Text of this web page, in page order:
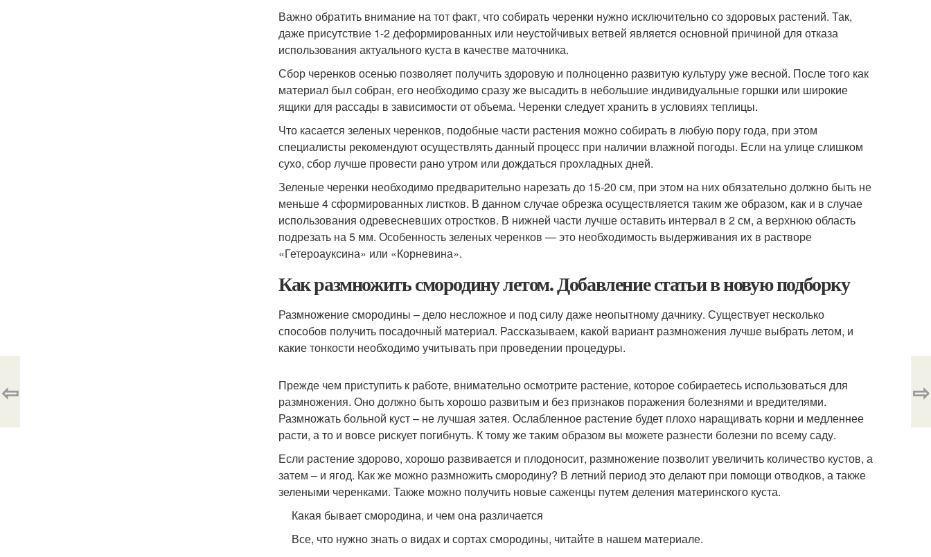
Важно обратить внимание на тот факт, что собирать черенки нужно исключительно со здоровых растений. Так,
даже присутствие 1-2 деформированных или неустойчивых ветвей является основной причиной для отказа
использования актуального куста в качестве маточника.
Сбор черенков осенью позволяет получить здоровую и полноценно развитую культуру уже весной. После того как
материал был собран, его необходимо сразу же высадить в небольшие индивидуальные горшки или широкие
ящики для рассады в зависимости от объема. Черенки следует хранить в условиях теплицы.
Что касается зеленых черенков, подобные части растения можно собирать в любую пору года, при этом
специалисты рекомендуют осуществлять данный процесс при наличии влажной погоды. Если на улице слишком
сухо, сбор лучше провести рано утром или дождаться прохладных дней.
Зеленые черенки необходимо предварительно нарезать до 15-20 см, при этом на них обязательно должно быть не
меньше 4 сформированных листков. В данном случае обрезка осуществляется таким же образом, как и в случае
использования одревесневших отростков. В нижней части лучше оставить интервал в 2 см, а верхнюю область
подрезать на 5 мм. Особенность зеленых черенков — это необходимость выдерживания их в растворе
«Гетероауксина» или «Корневина».
Как размножить смородину летом. Добавление статьи в новую подборку
Размножение смородины – дело несложное и под силу даже неопытному дачнику. Существует несколько
способов получить посадочный материал. Рассказываем, какой вариант размножения лучше выбрать летом, и
какие тонкости необходимо учитывать при проведении процедуры.
Прежде чем приступить к работе, внимательно осмотрите растение, которое собираетесь использоваться для
размножения. Оно должно быть хорошо развитым и без признаков поражения болезнями и вредителями.
Размножать больной куст – не лучшая затея. Ослабленное растение будет плохо наращивать корни и медленнее
расти, а то и вовсе рискует погибнуть. К тому же таким образом вы можете разнести болезни по всему саду.
Если растение здорово, хорошо развивается и плодоносит, размножение позволит увеличить количество кустов, а
затем – и ягод. Как же можно размножить смородину? В летний период это делают при помощи отводков, а также
зелеными черенками. Также можно получить новые саженцы путем деления материнского куста.
Какая бывает смородина, и чем она различается
Все, что нужно знать о видах и сортах смородины, читайте в нашем материале.
⇦ ⇨